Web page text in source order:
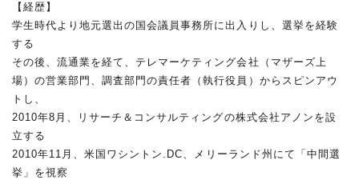
【経歴】
学生時代より地元選出の国会議員事務所に出入りし、選挙を経験
する
その後、流通業を経て、テレマーケティング会社（マザーズ上
場）の営業部門、調査部門の責任者（執行役員）からスピンアウ
トし、
2010年8月、リサーチ＆コンサルティングの株式会社アノンを設
立する
2010年11月、米国ワシントン.DC、メリーランド州にて「中間選
挙」を視察